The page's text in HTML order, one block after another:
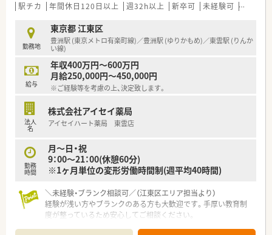
■一人一台のiPad貸与や全店監査システムの導入により、業務の
効率化と残業時間の圧縮を積極的に進めています。
■薬剤師の2倍程度の店舗スタッフを配置しており、薬剤師が本
来の専門業務にしっかりと集中できる環境が整っています。
■社員を大切にする風土が根付いており、経営陣の多くが薬剤師
であるため現場の意見が届きやすく風通しの良い職場です。
駅チカ 年間休日120日以上 週32h以上 新卒可 未経験可 残業な
勤務地
東京都 江東区
豊洲駅 (東京メトロ有楽町線)／豊洲駅 (ゆりかもめ)／東雲駅 (りんか
い線)
給与
年収400万円～600万円
月給250,000円～450,000円
※ご経験等を考慮の上、決定致します。
法人
名
株式会社アイセイ薬局
アイセイハート薬局 東雲店
勤務
時間
月～日・祝
9：00～21：00(休憩60分)
※1ヶ月単位の変形労働時間制(週平均40時間)
＼未経験・ブランク相談可／（江東区エリア担当より）
経験が浅い方やブランクのある方も大歓迎です。手厚い教育制
度が整っているため安心してご相談ください。